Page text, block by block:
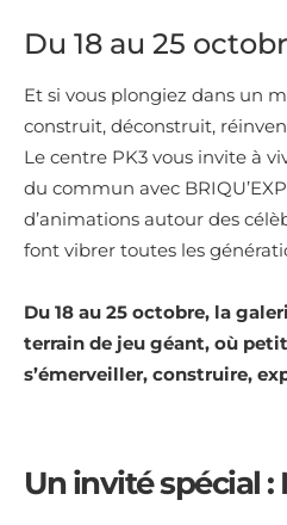
Du 18 au 25
Et si vous plongiez dans un
construit, déconstruit,
Le centre PK3 vous invite à
du commun avec
d’animations autour des
font vibrer toutes les
Du 18 au 25 octobre, la
terrain de jeu géant, où
s’émerveiller, construire,
Un invité spécial :